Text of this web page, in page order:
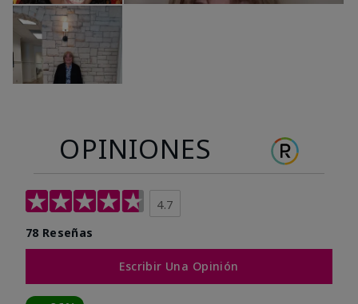
OPINIONES
4.7
78 Reseñas
Escribir Una Opinión